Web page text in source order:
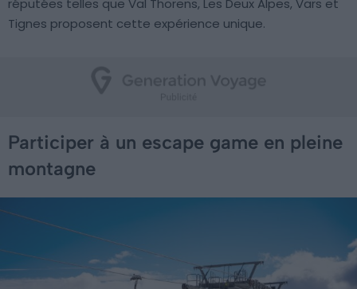
réputées telles que Val Thorens, Les Deux Alpes, Vars et
Tignes proposent cette expérience unique.
Participer à un escape game en pleine
montagne